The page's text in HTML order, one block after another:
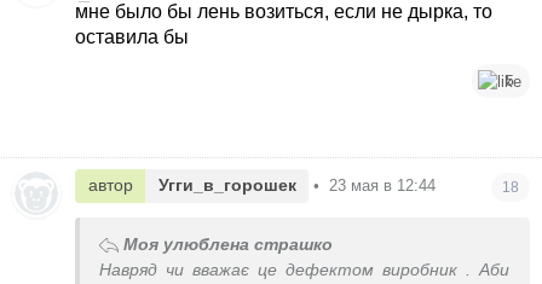
мне было бы лень возиться, если не дырка, то
оставила бы
5
автор Угги_в_горошек • 23 мая в 12:44 18
Моя улюблена страшко
Навряд чи вважає це дефектом виробник . Аби